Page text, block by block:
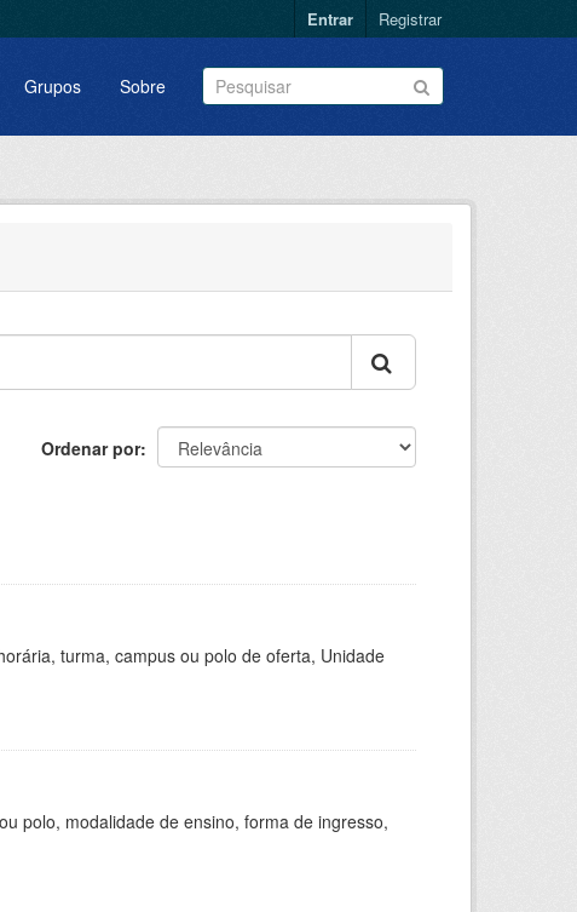
Entrar Registrar
Grupos Sobre
Ordenar por
turma, campus ou polo de oferta, Unidade
polo, modalidade de ensino, forma de ingresso,